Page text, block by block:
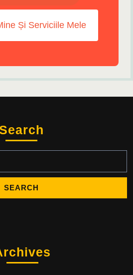
Și Serviciile Mele
Search